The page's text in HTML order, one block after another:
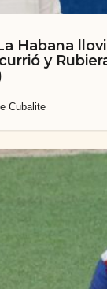
Habana
y
Cubalite